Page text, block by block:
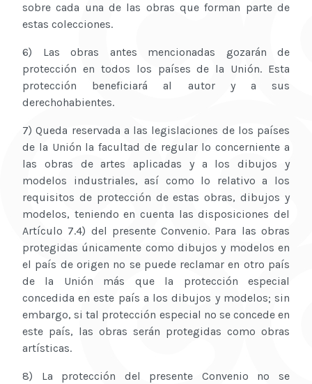
sobre cada una de las obras que forman parte de
estas colecciones.
6) Las obras antes mencionadas gozarán de
protección en todos los países de la Unión. Esta
protección beneficiará al autor y a sus
derechohabientes.
7) Queda reservada a las legislaciones de los países
de la Unión la facultad de regular lo concerniente a
las obras de artes aplicadas y a los dibujos y
modelos industriales, así como lo relativo a los
requisitos de protección de estas obras, dibujos y
modelos, teniendo en cuenta las disposiciones del
Artículo 7.4) del presente Convenio. Para las obras
protegidas únicamente como dibujos y modelos en
el país de origen no se puede reclamar en otro país
de la Unión más que la protección especial
concedida en este país a los dibujos y modelos; sin
embargo, si tal protección especial no se concede en
este país, las obras serán protegidas como obras
artísticas.
8) La protección del presente Convenio no se